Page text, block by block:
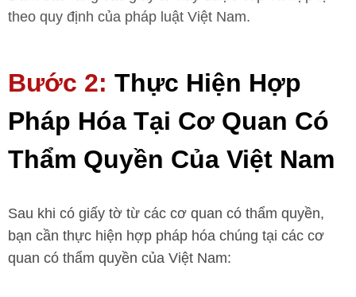
theo quy định của pháp luật Việt Nam.
Bước 2: Thực Hiện Hợp
Pháp Hóa Tại Cơ Quan Có
Thẩm Quyền Của Việt Nam
Sau khi có giấy tờ từ các cơ quan có thẩm quyền,
bạn cần thực hiện hợp pháp hóa chúng tại các cơ
quan có thẩm quyền của Việt Nam: